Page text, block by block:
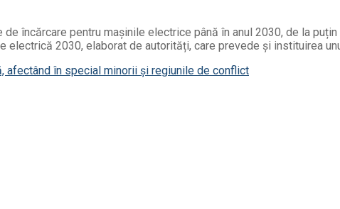
încărcare pentru mașinile electrice până în anul 2030, de la
2030, elaborat de autorități, care prevede și instituirea
afectând în special minorii și regiunile de conflict